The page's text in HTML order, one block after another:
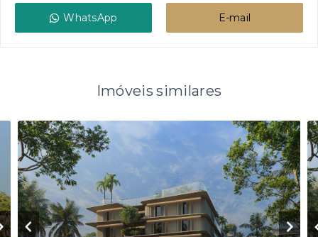
WhatsApp E-mail
Imóveis similares